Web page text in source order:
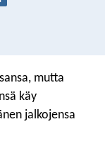
mutta
käy
jalkojensa